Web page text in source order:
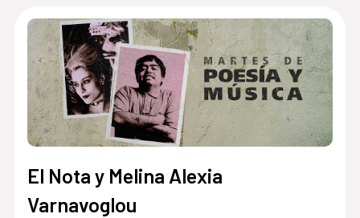
El Nota y Melina Alexia
Varnavoglou